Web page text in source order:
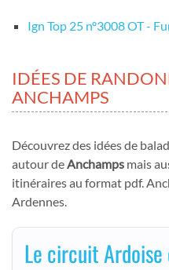
Ign Top 25 nº3008 OT -
IDÉES DE
ANCHAMPS
Découvrez des idées de
autour deAnchamps mais
itinéraires au format pdf.
Ardennes.
Le circuit Ardoise